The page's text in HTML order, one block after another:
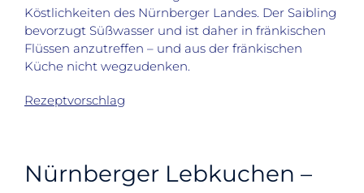
Köstlichkeiten des Nürnberger Landes. Der Saibling
bevorzugt Süßwasser und ist daher in fränkischen
Flüssen anzutreffen – und aus der fränkischen
Küche nicht wegzudenken.
Rezeptvorschlag
Nürnberger Lebkuchen –